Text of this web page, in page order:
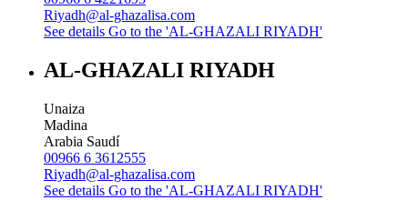
Riyadh@al-ghazalisa.com
See details Go to the 'AL-GHAZALI RIYADH'
AL-GHAZALI RIYADH
Unaiza
Madina
Arabia Saudí
00966 6 3612555
Riyadh@al-ghazalisa.com
See details Go to the 'AL-GHAZALI RIYADH'